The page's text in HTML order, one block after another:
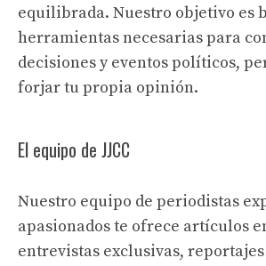
equilibrada. Nuestro objetivo es
herramientas necesarias para
decisiones y eventos políticos,
forjar tu propia opinión.
El equipo de JJCC
Nuestro equipo de periodistas
apasionados te ofrece artículos
entrevistas exclusivas,